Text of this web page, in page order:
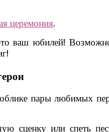
церемония.
ваш юбилей!
пары любимых
сценку или спеть